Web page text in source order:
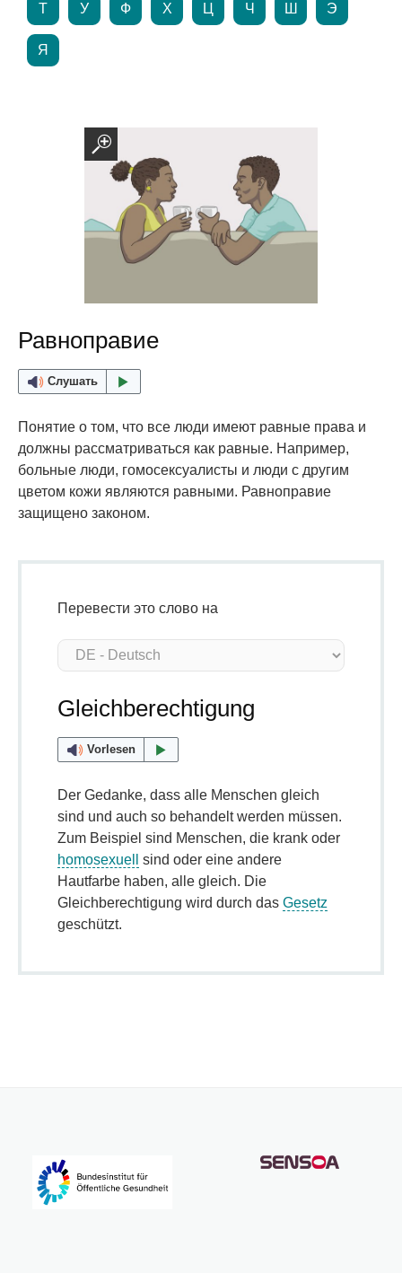
Т У Ф Х Ц Ч Ш Э
Я
Равноправие
Слушать
Понятие о том, что все люди имеют равные права и
должны рассматриваться как равные. Например,
больные люди, гомосексуалисты и люди с другим
цветом кожи являются равными. Равноправие
защищено законом.
Перевести это слово на
Gleichberechtigung
Vorlesen
Der Gedanke, dass alle Menschen gleich
sind und auch so behandelt werden müssen.
Zum Beispiel sind Menschen, die krank oder
homosexuell
sind oder eine andere
Hautfarbe haben, alle gleich. Die
Gleichberechtigung wird durch das Gesetz
geschützt.